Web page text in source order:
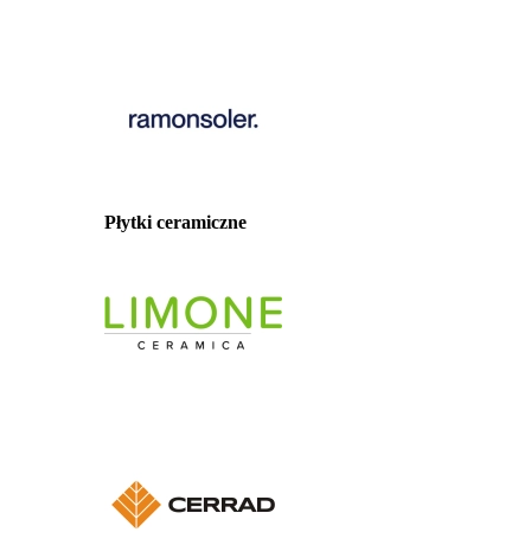
Płytki ceramiczne